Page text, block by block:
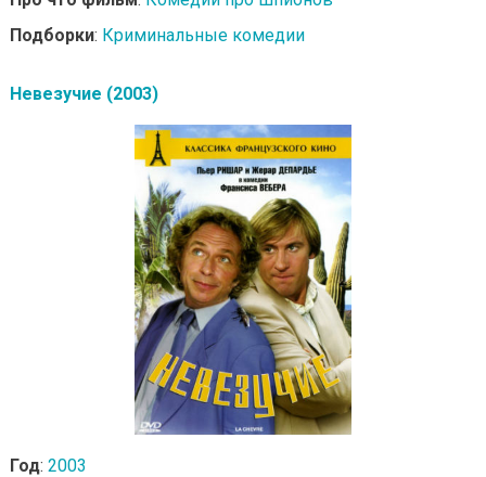
Подборки: Криминальные комедии
Невезучие (2003)
Год: 2003